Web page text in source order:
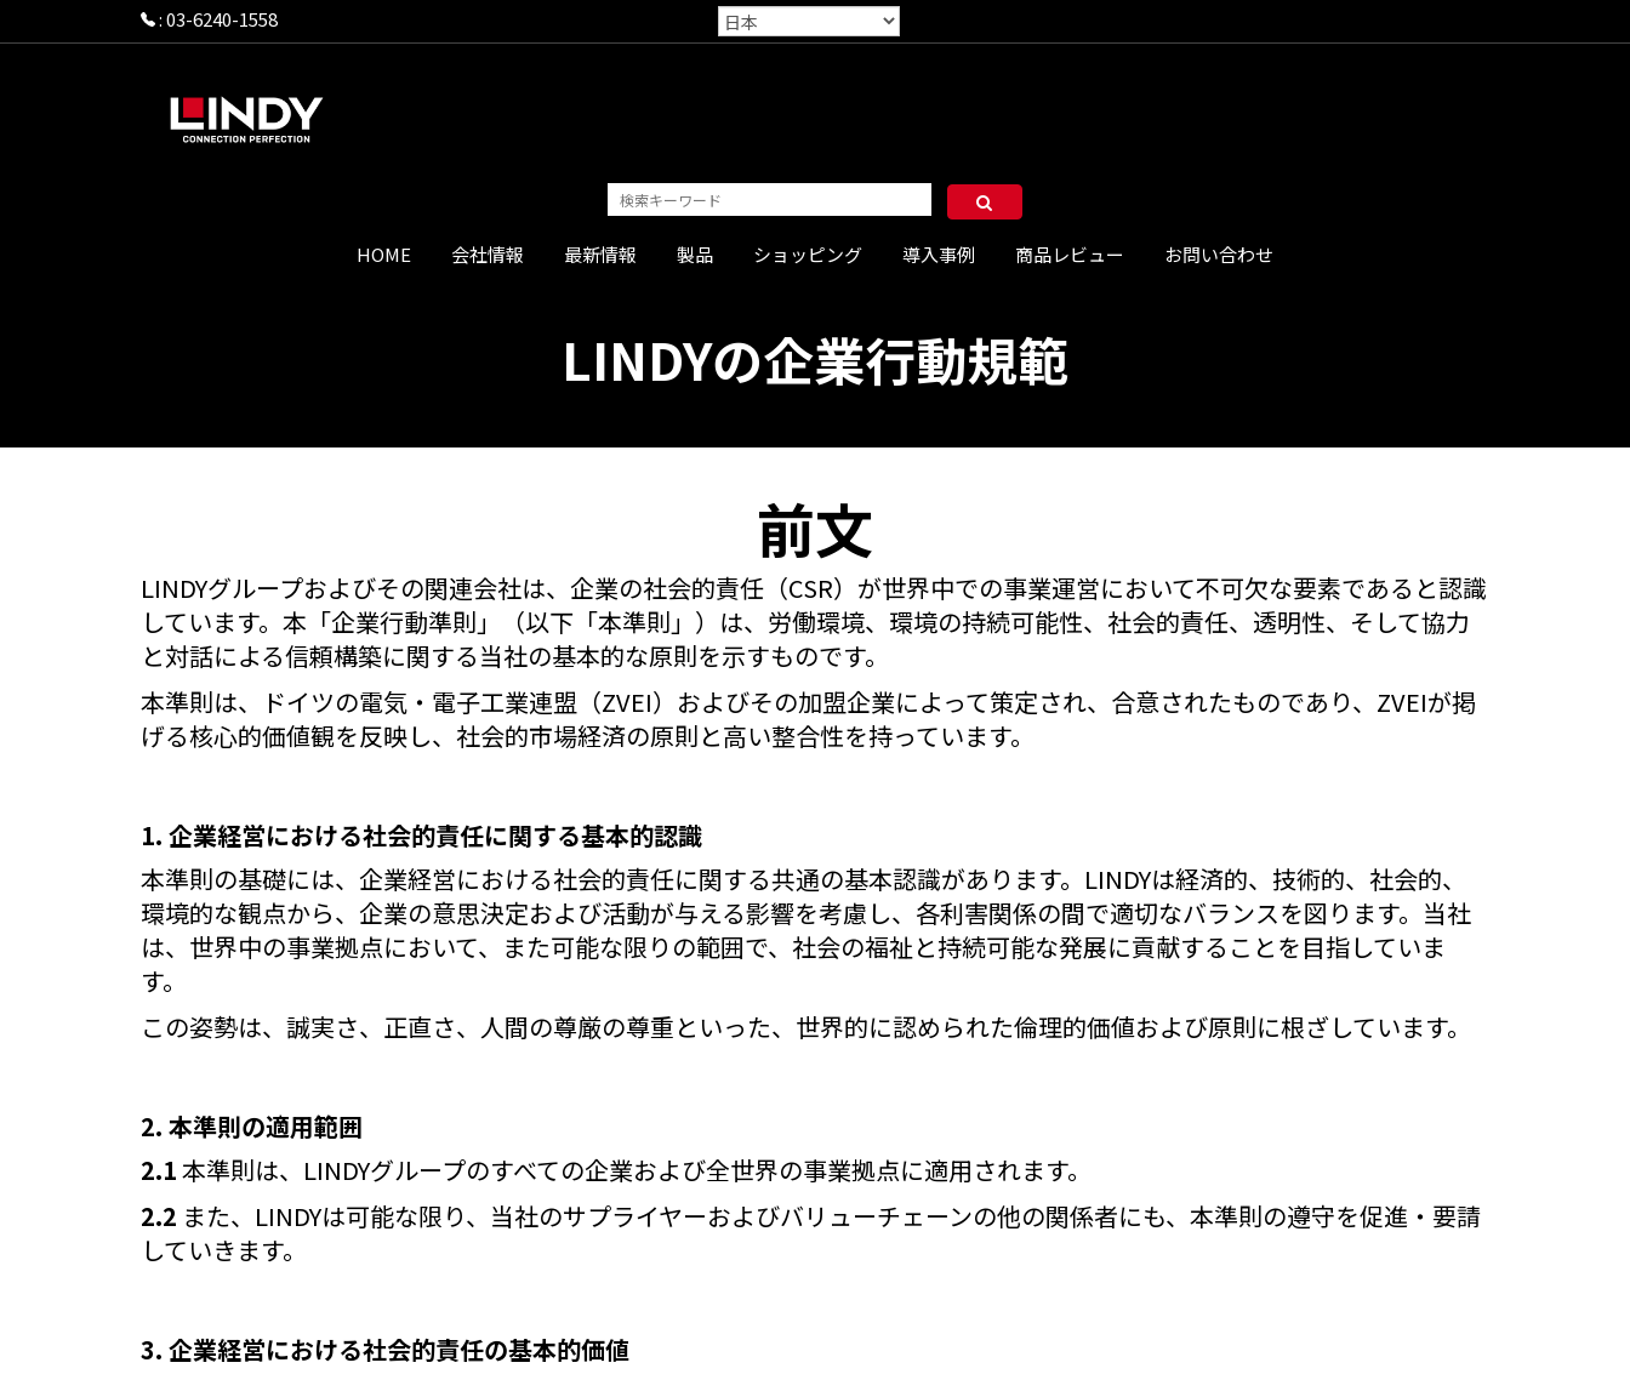
:03-6240-1558
HOME 会社情報 最新情報 製品 ショッピング 導入事例 商品レビュー お問い合わせ
LINDYの企業行動規範
前文
LINDYグループおよびその関連会社は、企業の社会的責任（CSR）が世界中での事業運営において不可欠な要素であると認識
しています。本「企業行動準則」（以下「本準則」）は、労働環境、環境の持続可能性、社会的責任、透明性、そして協力
と対話による信頼構築に関する当社の基本的な原則を示すものです。
本準則は、ドイツの電気・電子工業連盟（ZVEI）およびその加盟企業によって策定され、合意されたものであり、ZVEIが掲
げる核心的価値観を反映し、社会的市場経済の原則と高い整合性を持っています。
1. 企業経営における社会的責任に関する基本的認識
本準則の基礎には、企業経営における社会的責任に関する共通の基本認識があります。LINDYは経済的、技術的、社会的、
環境的な観点から、企業の意思決定および活動が与える影響を考慮し、各利害関係の間で適切なバランスを図ります。当社
は、世界中の事業拠点において、また可能な限りの範囲で、社会の福祉と持続可能な発展に貢献することを目指していま
す。
この姿勢は、誠実さ、正直さ、人間の尊厳の尊重といった、世界的に認められた倫理的価値および原則に根ざしています。
2. 本準則の適用範囲
2.1本準則は、LINDYグループのすべての企業および全世界の事業拠点に適用されます。
2.2 また、LINDYは可能な限り、当社のサプライヤーおよびバリューチェーンの他の関係者にも、本準則の遵守を促進・要請
していきます。
3. 企業経営における社会的責任の基本的価値